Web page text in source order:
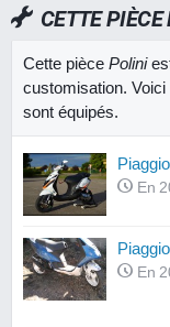
CETTE
Cette pièce Polini
customisation.
sont équipés.
En
En